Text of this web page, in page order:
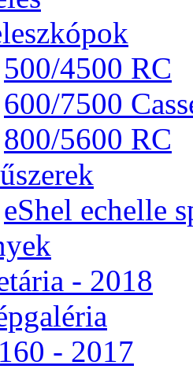
500/4500 RC
600/7500
800/5600 RC
eS­hel echel­le
- 2018
- 2017